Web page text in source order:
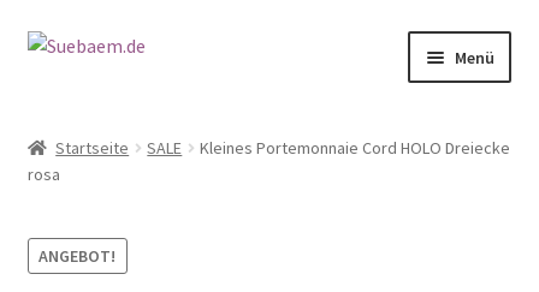
Zur
Zum
Menü
ARMBÄNDER
RINGE
Startseite SALE
Kleines Portemonnaie Cord HOLO Dreiecke
rosa
ANGEBOT!